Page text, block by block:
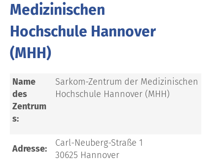
Medizinischen
Hochschule Hannover
(MHH)
Name
des
Zentrum
s:
Sarkom-Zentrum der Medizinischen
Hochschule Hannover (MHH)
Adresse:
Carl-Neuberg-Straße 1
30625 Hannover